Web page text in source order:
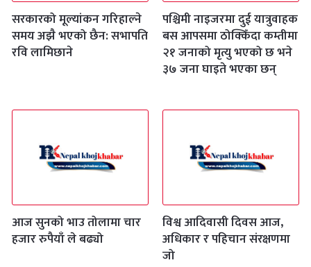
सरकारको मूल्यांकन गरिहाल्ने
समय अझै भएको छैन: सभापति
रवि लामिछाने
पश्चिमी नाइजरमा दुई यात्रुवाहक
बस आपसमा ठोक्किँदा कम्तीमा
२१ जनाको मृत्यु भएको छ भने
३७ जना घाइते भएका छन्
आज सुनको भाउ तोलामा चार
हजार रुपैयाँ ले बढ्यो
विश्व आदिवासी दिवस आज,
अधिकार र पहिचान संरक्षणमा
जो